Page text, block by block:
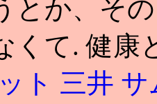
とか、そ
くて. 健
ト 三井 サ